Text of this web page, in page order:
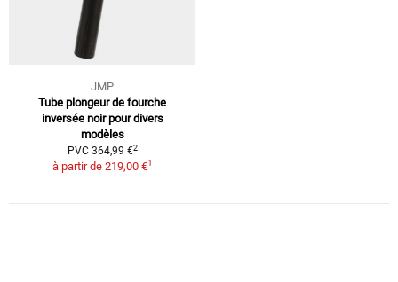
JMP
Tube plongeur de fourche
inversée noir pour divers
modèles
PVC 364,99 €2
à partir de 219,00 €1